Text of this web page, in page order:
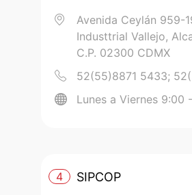
Avenida Ceylán 959-
Industtrial Vallejo,
C.P. 02300 CDMX
52(55)8871 5433;
Lunes a Viernes 9:00
4 SIPCOP